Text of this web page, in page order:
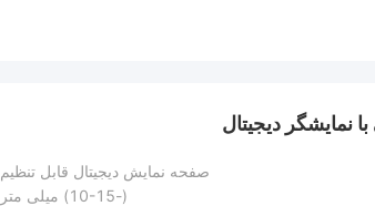
نمایشگر دیجیتال
صفحه نمایش دیجیتال قابل تنظیم
(-10-15) میلی متر